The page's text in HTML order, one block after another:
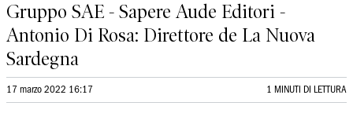
Gruppo SAE - Sapere Aude Editori -
Antonio Di Rosa: Direttore de La Nuova
Sardegna
17 marzo 2022 16:17 1 MINUTI DI LETTURA